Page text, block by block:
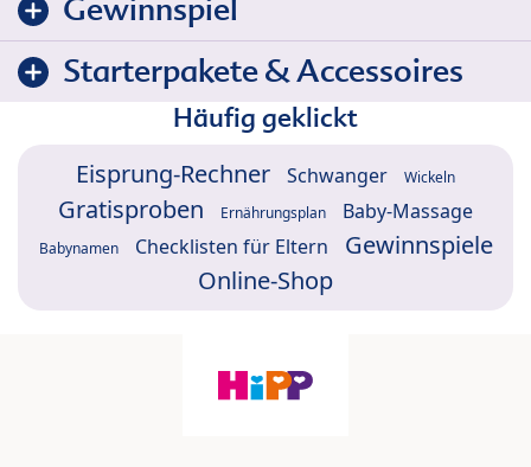
Gewinnspiel
Starterpakete & Accessoires
Häufig geklickt
Eisprung-Rechner Schwanger Wickeln
Gratisproben Ernährungsplan Baby-Massage
Babynamen Checklisten für Eltern
Gewinnspiele
Online-Shop